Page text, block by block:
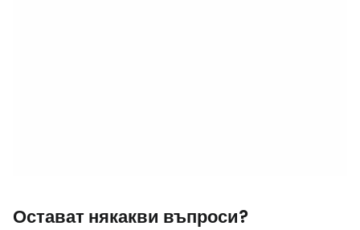
Остават някакви въпроси?